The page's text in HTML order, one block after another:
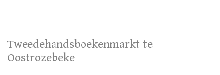
Tweedehandsboekenmarkt te
Oostrozebeke